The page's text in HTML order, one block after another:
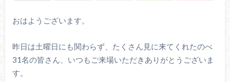
おはようございます。
昨日は土曜日にも関わらず、たくさん見に来てくれたのべ
31名の皆さん、いつもご来場いただきありがとうございま
す。